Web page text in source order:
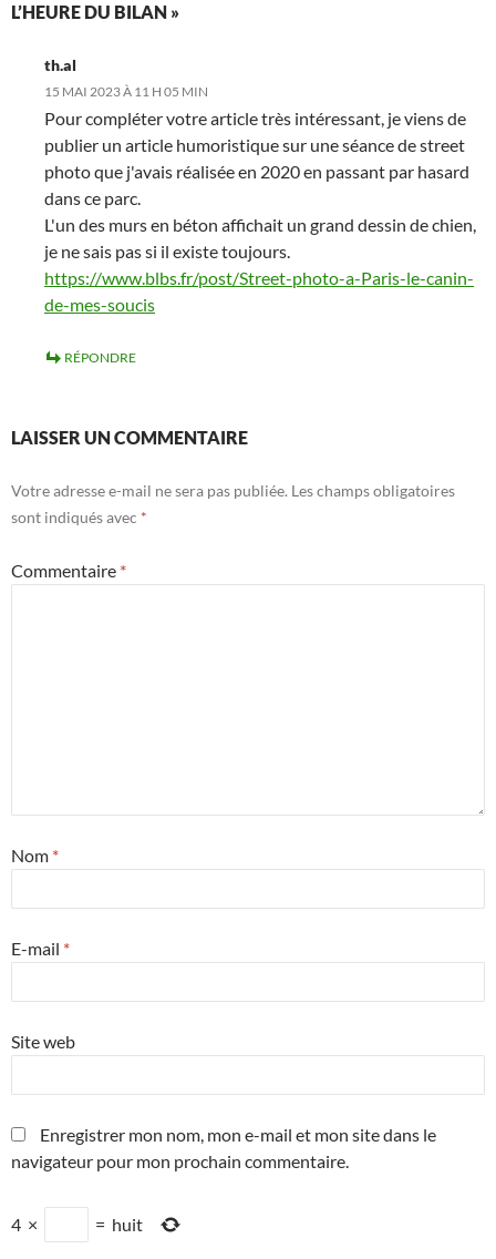
L’HEURE DU BILAN »
th.al
15 MAI 2023 À 11 H 05 MIN
Pour compléter votre article très intéressant, je viens de
publier un article humoristique sur une séance de street
photo que j'avais réalisée en 2020 en passant par hasard
dans ce parc.
L'un des murs en béton affichait un grand dessin de chien,
je ne sais pas si il existe toujours.
https://www.blbs.fr/post/Street-photo-a-Paris-le-canin-
de-mes-soucis
RÉPONDRE
LAISSER UN COMMENTAIRE
Votre adresse e-mail ne sera pas publiée. Les champs obligatoires
sont indiqués avec *
Commentaire *
Nom *
E-mail *
Site web
Enregistrer mon nom, mon e-mail et mon site dans le
navigateur pour mon prochain commentaire.
4 × = huit